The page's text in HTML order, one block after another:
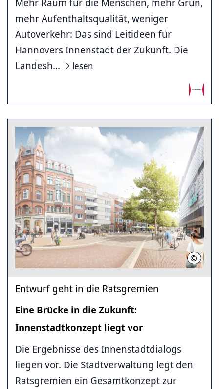
mehr Aufenthaltsqualität, weniger
Autoverkehr: Das sind Leitideen für
Hannovers Innenstadt der Zukunft. Die
Landesh...
lesen
© Willner
Entwurf geht in die Ratsgremien
Eine Brücke in die Zukunft:
Innenstadtkonzept liegt vor
Die Ergebnisse des Innenstadtdialogs
liegen vor. Die Stadtverwaltung legt den
Ratsgremien ein Gesamtkonzept zur